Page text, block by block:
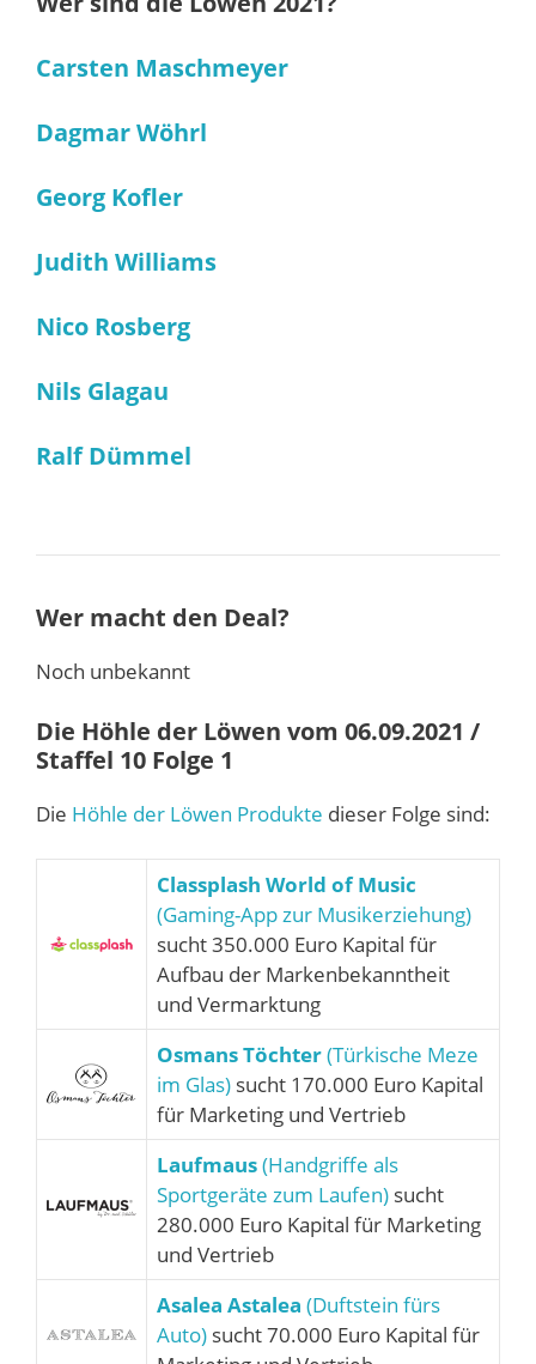
Carsten Maschmeyer
Dagmar Wöhrl
Georg Kofler
Judith Williams
Nico Rosberg
Nils Glagau
Ralf Dümmel
Wer macht den Deal?
Noch unbekannt
Die Höhle der Löwen vom 06.09.2021 /
Staffel 10 Folge 1
Die Höhle der Löwen Produkte dieser Folge sind:
Classplash World of Music
(Gaming-App zur Musikerziehung)
sucht 350.000 Euro Kapital für
Aufbau der Markenbekanntheit
und Vermarktung
Osmans Töchter(Türkische Meze
im Glas) sucht 170.000 Euro Kapital
für Marketing und Vertrieb
Laufmaus(Handgriffe als
Sportgeräte zum Laufen) sucht
280.000 Euro Kapital für Marketing
und Vertrieb
Asalea Astalea (Duftstein fürs
Auto) sucht 70.000 Euro Kapital für